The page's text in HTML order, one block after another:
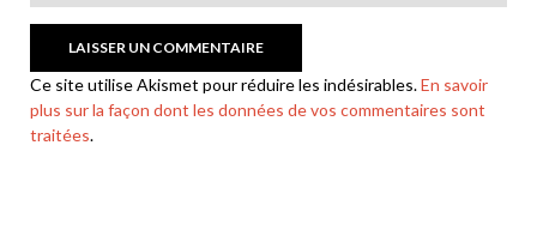
Ce site utilise Akismet pour réduire les indésirables.En savoir
plus sur la façon dont les données de vos commentaires sont
traitées.